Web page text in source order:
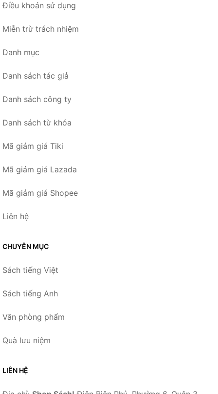
Điều khoản sử dụng
Miễn trừ trách nhiệm
Danh mục
Danh sách tác giả
Danh sách công ty
Danh sách từ khóa
Mã giảm giá Tiki
Mã giảm giá Lazada
Mã giảm giá Shopee
Liên hệ
CHUYÊN MỤC
Sách tiếng Việt
Sách tiếng Anh
Văn phòng phẩm
Quà lưu niệm
LIÊN HỆ